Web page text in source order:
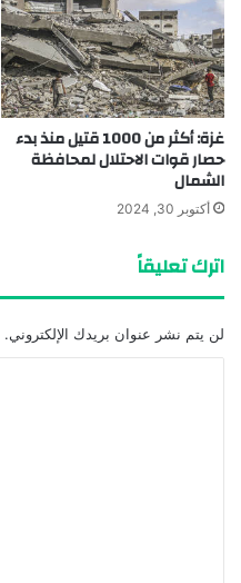
غزة: أكثر من 1000 قتيل منذ بدء
حصار قوات الاحتلال لمحافظة
الشمال
أكتوبر 30, 2024
اترك تعليقاً
لن يتم نشر عنوان بريدك الإلكتروني.